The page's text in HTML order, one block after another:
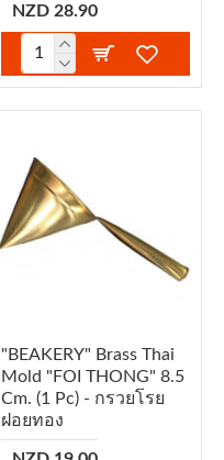
NZD 28.90
"BEAKERY" Brass Thai
Mold "FOI THONG" 8.5
Cm. (1 Pc) - กรวยโรย
ฝอยทอง